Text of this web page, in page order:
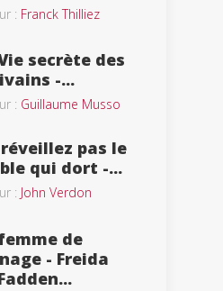
: Franck Thilliez
secrète des
-...
: Guillaume Musso
pas le
qui dort -...
: John Verdon
de
- Freida